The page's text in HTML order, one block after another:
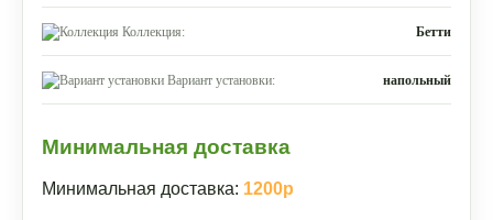
Коллекция: Бетти
Вариант установки: напольный
Минимальная доставка
Минимальная доставка: 1200р